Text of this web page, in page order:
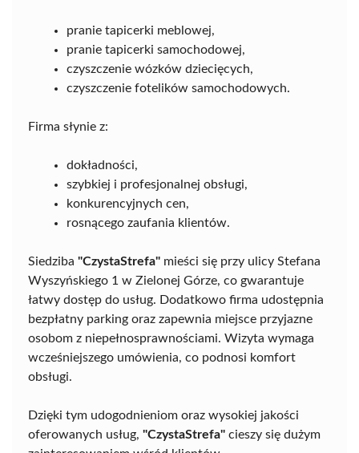
pranie tapicerki meblowej,
pranie tapicerki samochodowej,
czyszczenie wózków dziecięcych,
czyszczenie fotelików samochodowych.
Firma słynie z:
dokładności,
szybkiej i profesjonalnej obsługi,
konkurencyjnych cen,
rosnącego zaufania klientów.
Siedziba "CzystaStrefa" mieści się przy ulicy Stefana
Wyszyńskiego 1 w Zielonej Górze, co gwarantuje
łatwy dostęp do usług. Dodatkowo firma udostępnia
bezpłatny parking oraz zapewnia miejsce przyjazne
osobom z niepełnosprawnościami. Wizyta wymaga
wcześniejszego umówienia, co podnosi komfort
obsługi.
Dzięki tym udogodnieniom oraz wysokiej jakości
oferowanych usług, "CzystaStrefa" cieszy się dużym